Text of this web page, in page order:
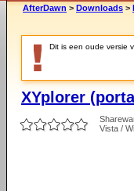
AfterDawn > Downloads >
Dit is een oude versie
XYplorer
Vista /